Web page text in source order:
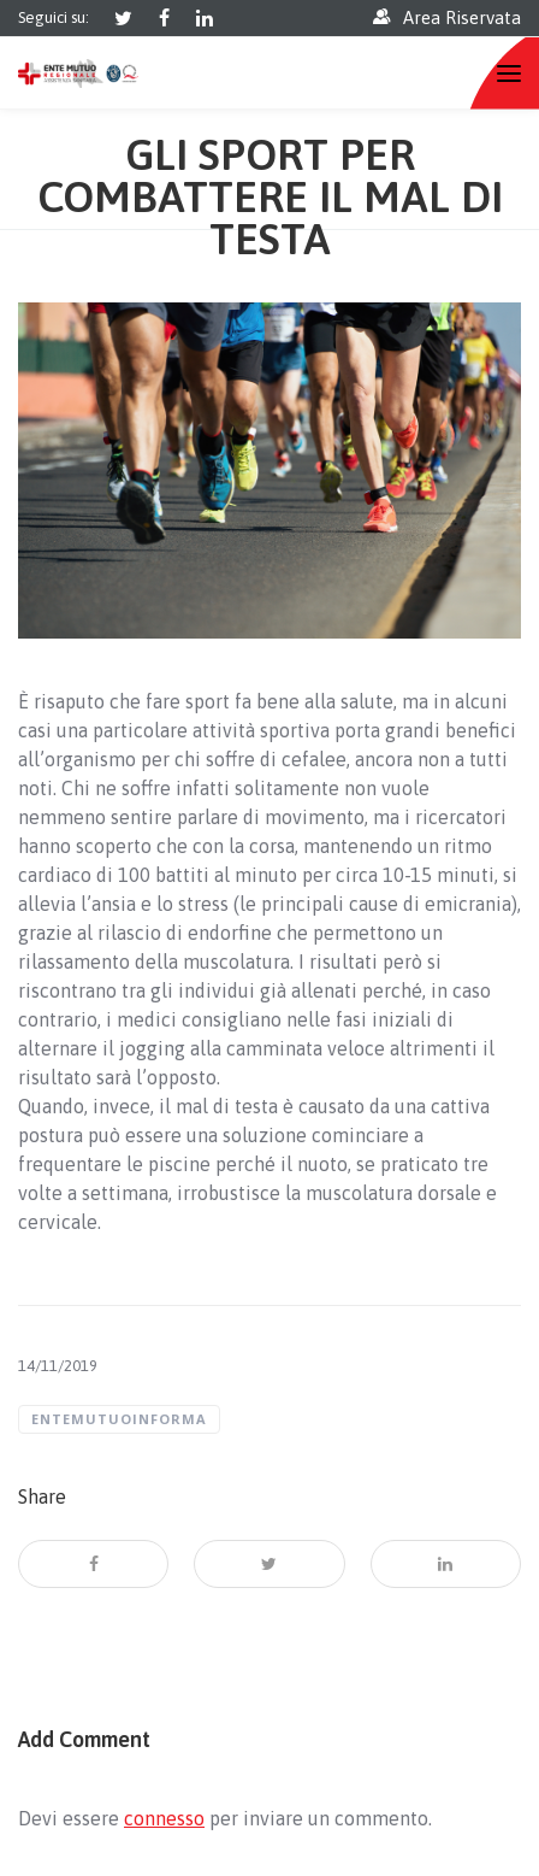
Seguici su: Area Riservata
GLI SPORT PER
COMBATTERE IL MAL DI
TESTA
È risaputo che fare sport fa bene alla salute, ma in alcuni
casi una particolare attività sportiva porta grandi benefici
all’organismo per chi soffre di cefalee, ancora non a tutti
noti. Chi ne soffre infatti solitamente non vuole
nemmeno sentire parlare di movimento, ma i ricercatori
hanno scoperto che con la corsa, mantenendo un ritmo
cardiaco di 100 battiti al minuto per circa 10-15 minuti, si
allevia l’ansia e lo stress (le principali cause di emicrania),
grazie al rilascio di endorfine che permettono un
rilassamento della muscolatura. I risultati però si
riscontrano tra gli individui già allenati perché, in caso
contrario, i medici consigliano nelle fasi iniziali di
alternare il jogging alla camminata veloce altrimenti il
risultato sarà l’opposto.
Quando, invece, il mal di testa è causato da una cattiva
postura può essere una soluzione cominciare a
frequentare le piscine perché il nuoto, se praticato tre
volte a settimana, irrobustisce la muscolatura dorsale e
cervicale.
14/11/2019
ENTEMUTUOINFORMA
Share
Add Comment
Devi essere connesso per inviare un commento.